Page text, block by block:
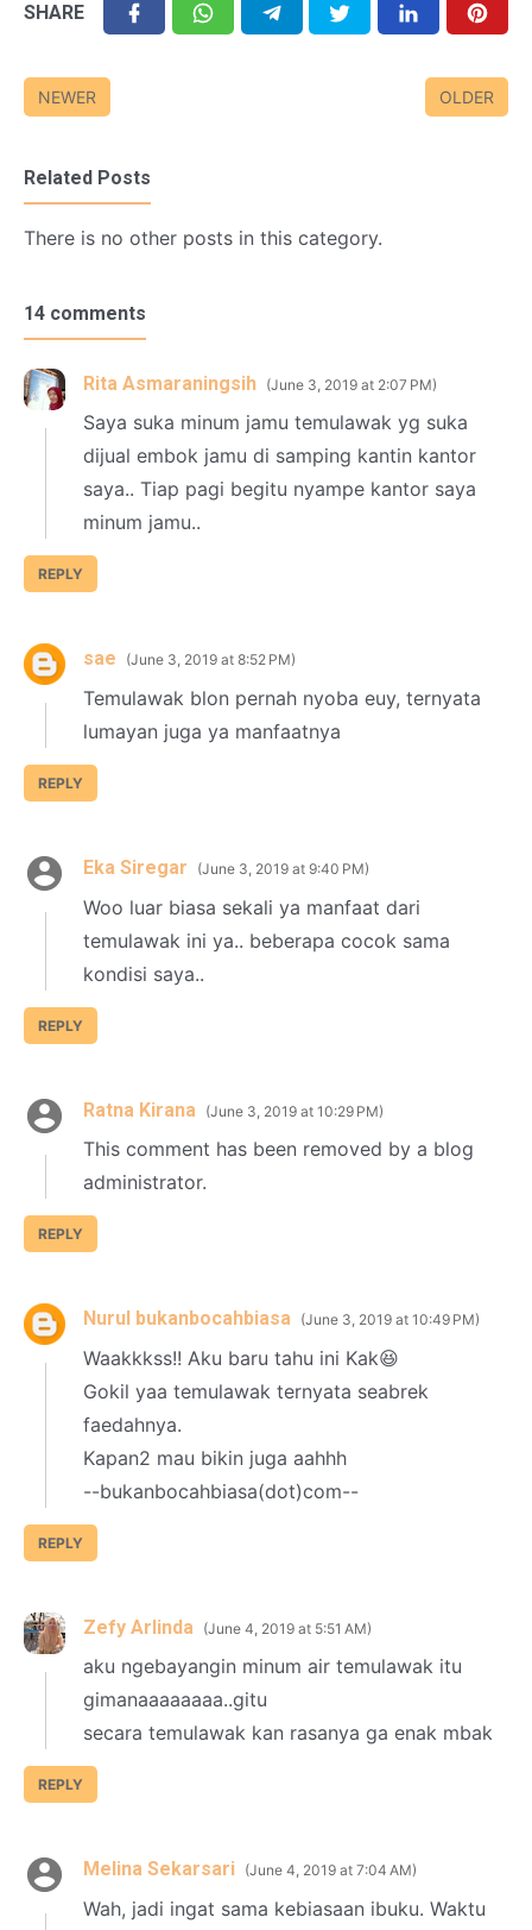
SHARE
NEWER OLDER
Related Posts
There is no other posts in this category.
14 comments
Rita Asmaraningsih June 3, 2019 at 2:07 PM
Saya suka minum jamu temulawak yg suka
dijual embok jamu di samping kantin kantor
saya.. Tiap pagi begitu nyampe kantor saya
minum jamu..
REPLY
sae June 3, 2019 at 8:52 PM
Temulawak blon pernah nyoba euy, ternyata
lumayan juga ya manfaatnya
REPLY
Eka Siregar June 3, 2019 at 9:40 PM
Woo luar biasa sekali ya manfaat dari
temulawak ini ya.. beberapa cocok sama
kondisi saya..
REPLY
Ratna Kirana June 3, 2019 at 10:29 PM
This comment has been removed by a blog
administrator.
REPLY
Nurul bukanbocahbiasa June 3, 2019 at 10:49 PM
Waakkkss!! Aku baru tahu ini Kak😆
Gokil yaa temulawak ternyata seabrek
faedahnya.
Kapan2 mau bikin juga aahhh
--bukanbocahbiasa(dot)com--
REPLY
Zefy Arlinda June 4, 2019 at 5:51 AM
aku ngebayangin minum air temulawak itu
gimanaaaaaaaa..gitu
secara temulawak kan rasanya ga enak mbak
REPLY
Melina Sekarsari June 4, 2019 at 7:04 AM
Wah, jadi ingat sama kebiasaan ibuku. Waktu